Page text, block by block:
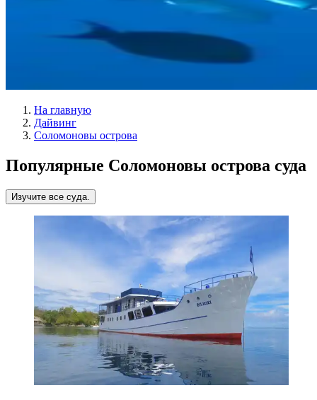
На главную
Дайвинг
Соломоновы острова
Популярные Соломоновы острова суда
Изучите все суда.